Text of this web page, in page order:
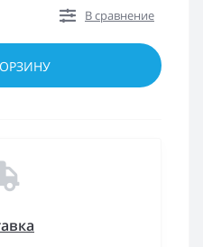
В сравнение